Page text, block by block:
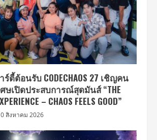
ตี้ต้อนรับ CODECHAOS 27 เชิญคน
ษเปิดประสบการณ์สุดมันส์ “THE
– CHAOS FEELS GOOD”
สิงหาคม 2026